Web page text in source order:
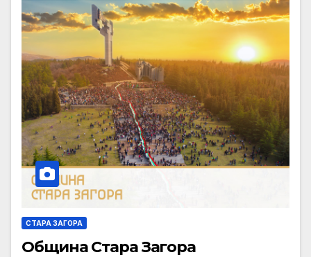
СТАРА ЗАГОРА
Община Стара Загора